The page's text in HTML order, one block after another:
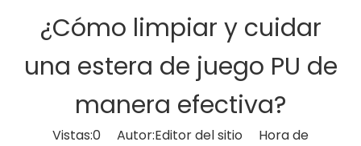
¿Cómo limpiar y cuidar
una estera de juego PU de
manera efectiva?
Vistas:0 Autor:Editor del sitio Hora de